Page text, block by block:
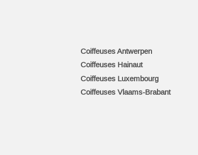
Coiffeuses Antwerpen
Coiffeuses Hainaut
Coiffeuses Luxembourg
Coiffeuses Vlaams-Brabant